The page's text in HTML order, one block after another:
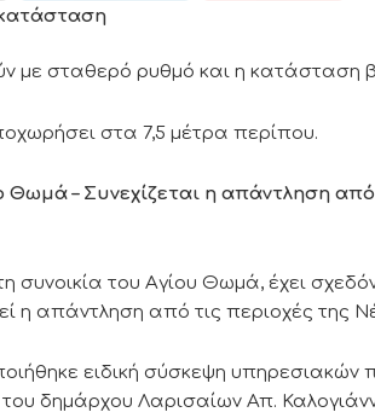
με σταθερό ρυθμό και η κατάσταση
στα 7,5 μέτρα περίπου.
Θωμά – Συνεχίζεται η απάντληση
του Αγίου Θωμά, έχει σχεδόν
η απάντληση από τις περιοχές της
ειδική σύσκεψη
δημάρχου Λαρισαίων Απ.